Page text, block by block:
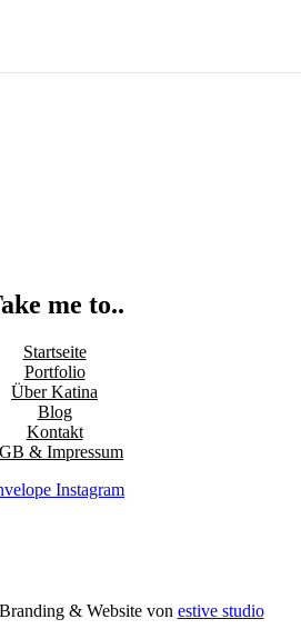
me to..
Startseite
Portfolio
Über Katina
Blog
Kontakt
& Impressum
Instagram
& Website von estive studio